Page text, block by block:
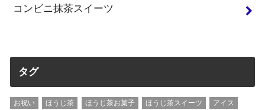
コンビニ抹茶スイーツ
タグ
お祝い ほうじ茶 ほうじ茶お菓子 ほうじ茶スイーツ
アイス